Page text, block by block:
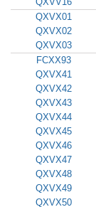
QXVX01
QXVX02
QXVX03
FCXX93
QXVX41
QXVX42
QXVX43
QXVX44
QXVX45
QXVX46
QXVX47
QXVX48
QXVX49
QXVX50